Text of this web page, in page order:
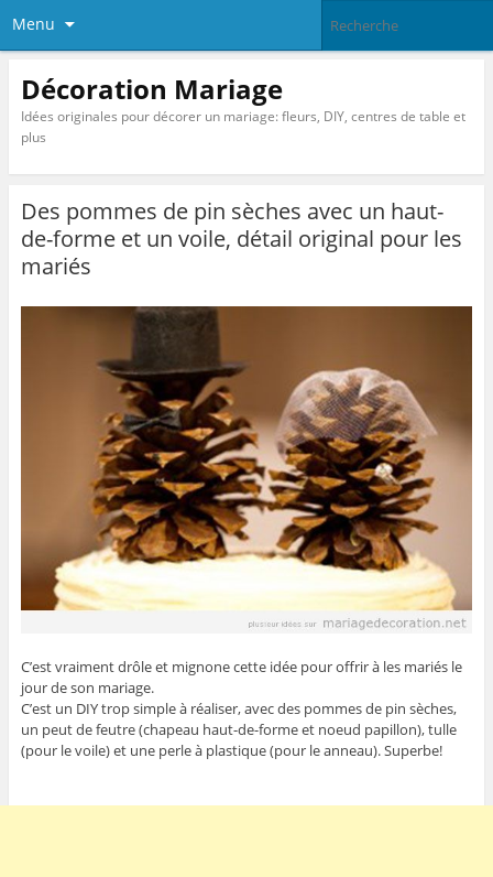
Menu
Décoration Mariage
Idées originales pour décorer un mariage: fleurs, DIY, centres de table et
plus
Des pommes de pin sèches avec un haut-
de-forme et un voile, détail original pour les
mariés
C’est vraiment drôle et mignone cette idée pour offrir à les mariés le
jour de son mariage.
C’est un DIY trop simple à réaliser, avec des pommes de pin sèches,
un peut de feutre (chapeau haut-de-forme et noeud papillon), tulle
(pour le voile) et une perle à plastique (pour le anneau). Superbe!